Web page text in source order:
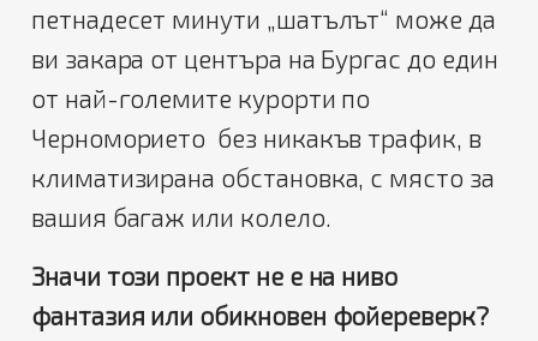
петнадесет минути „шатълът“ може да
ви закара от центъра на Бургас до един
от най-големите курорти по
Черноморието без никакъв трафик, в
климатизирана обстановка, с място за
вашия багаж или колело.
Значи този проект не е на ниво
фантазия или обикновен фойереверк?